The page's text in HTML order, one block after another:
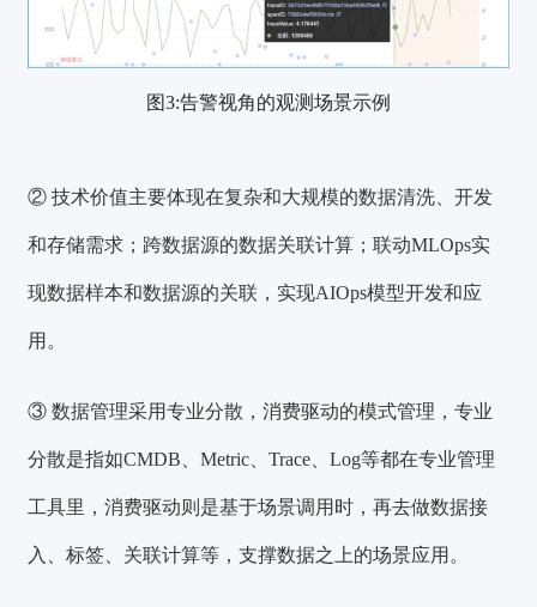
图3:告警视角的观测场景示例
②技术价值主要体现在复杂和大规模的数据清洗、开发
和存储需求 ；跨数据源的数据关联计算；联动MLOps实
现数据样本和数据源的关联，实现AIOps模型开发和应
用。
③ 数据管理采用专业分散，消费驱动的模式管理 ，专业
分散是指如CMDB、Metric、Trace、Log等都在专业管理
工具里，消费驱动则是基于场景调用时，再去做数据接
入、标签、关联计算等，支撑数据之上的场景应用。